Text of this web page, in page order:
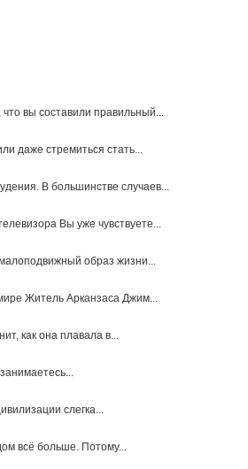
вы составили правильный...
даже стремиться стать...
В большинстве случаев...
Вы уже чувствуете...
образ жизни...
Житель Арканзаса Джим...
как она плавала в...
слегка...
всё больше. Потому...